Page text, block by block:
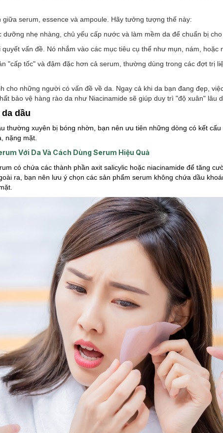
serum, essence và ampoule. Hãy tưởng tượng thế này:
dưỡng nhẹ nhàng, chủ yếu cấp nước và làm mềm da để chuẩn bị
quyết vấn đề. Nó nhắm vào các mục tiêu cụ thể như mụn, nám, hoặc
"cấp tốc" và đậm đặc hơn cả serum, thường dùng trong các đợt trị
cho những người có vấn đề về da. Ngay cả khi da bạn đang đẹp,
bảo vệ hàng rào da như Niacinamide sẽ giúp duy trì "độ xuân" lâu
dầu
thường xuyên bị bóng nhờn, bạn nên ưu tiên những dòng có kết
nặng mặt.
Với Da Và Cách Dùng Serum Hiệu Quả
có chứa các thành phần axit salicylic hoặc niacinamide để tăng
ra, bạn nên lưu ý chọn các sản phẩm serum không chứa dầu